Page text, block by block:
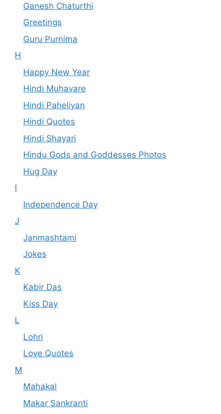
Ganesh Chaturthi
Greetings
Guru Purnima
H
Happy New Year
Hindi Muhavare
Hindi Paheliyan
Hindi Quotes
Hindi Shayari
Hindu Gods and Goddesses Photos
Hug Day
I
Independence Day
J
Janmashtami
Jokes
K
Kabir Das
Kiss Day
L
Lohri
Love Quotes
M
Mahakal
Makar Sankranti